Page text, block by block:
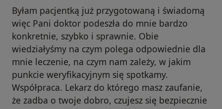
Byłam pacjentką już przygotowaną i świadomą
więc Pani doktor podeszła do mnie bardzo
konkretnie, szybko i sprawnie. Obie
wiedziałyśmy na czym polega odpowiednie dla
mnie leczenie, na czym nam zależy, w jakim
punkcie weryfikacyjnym się spotkamy.
Współpraca. Lekarz do którego masz zaufanie,
że zadba o twoje dobro, czujesz się bezpiecznie